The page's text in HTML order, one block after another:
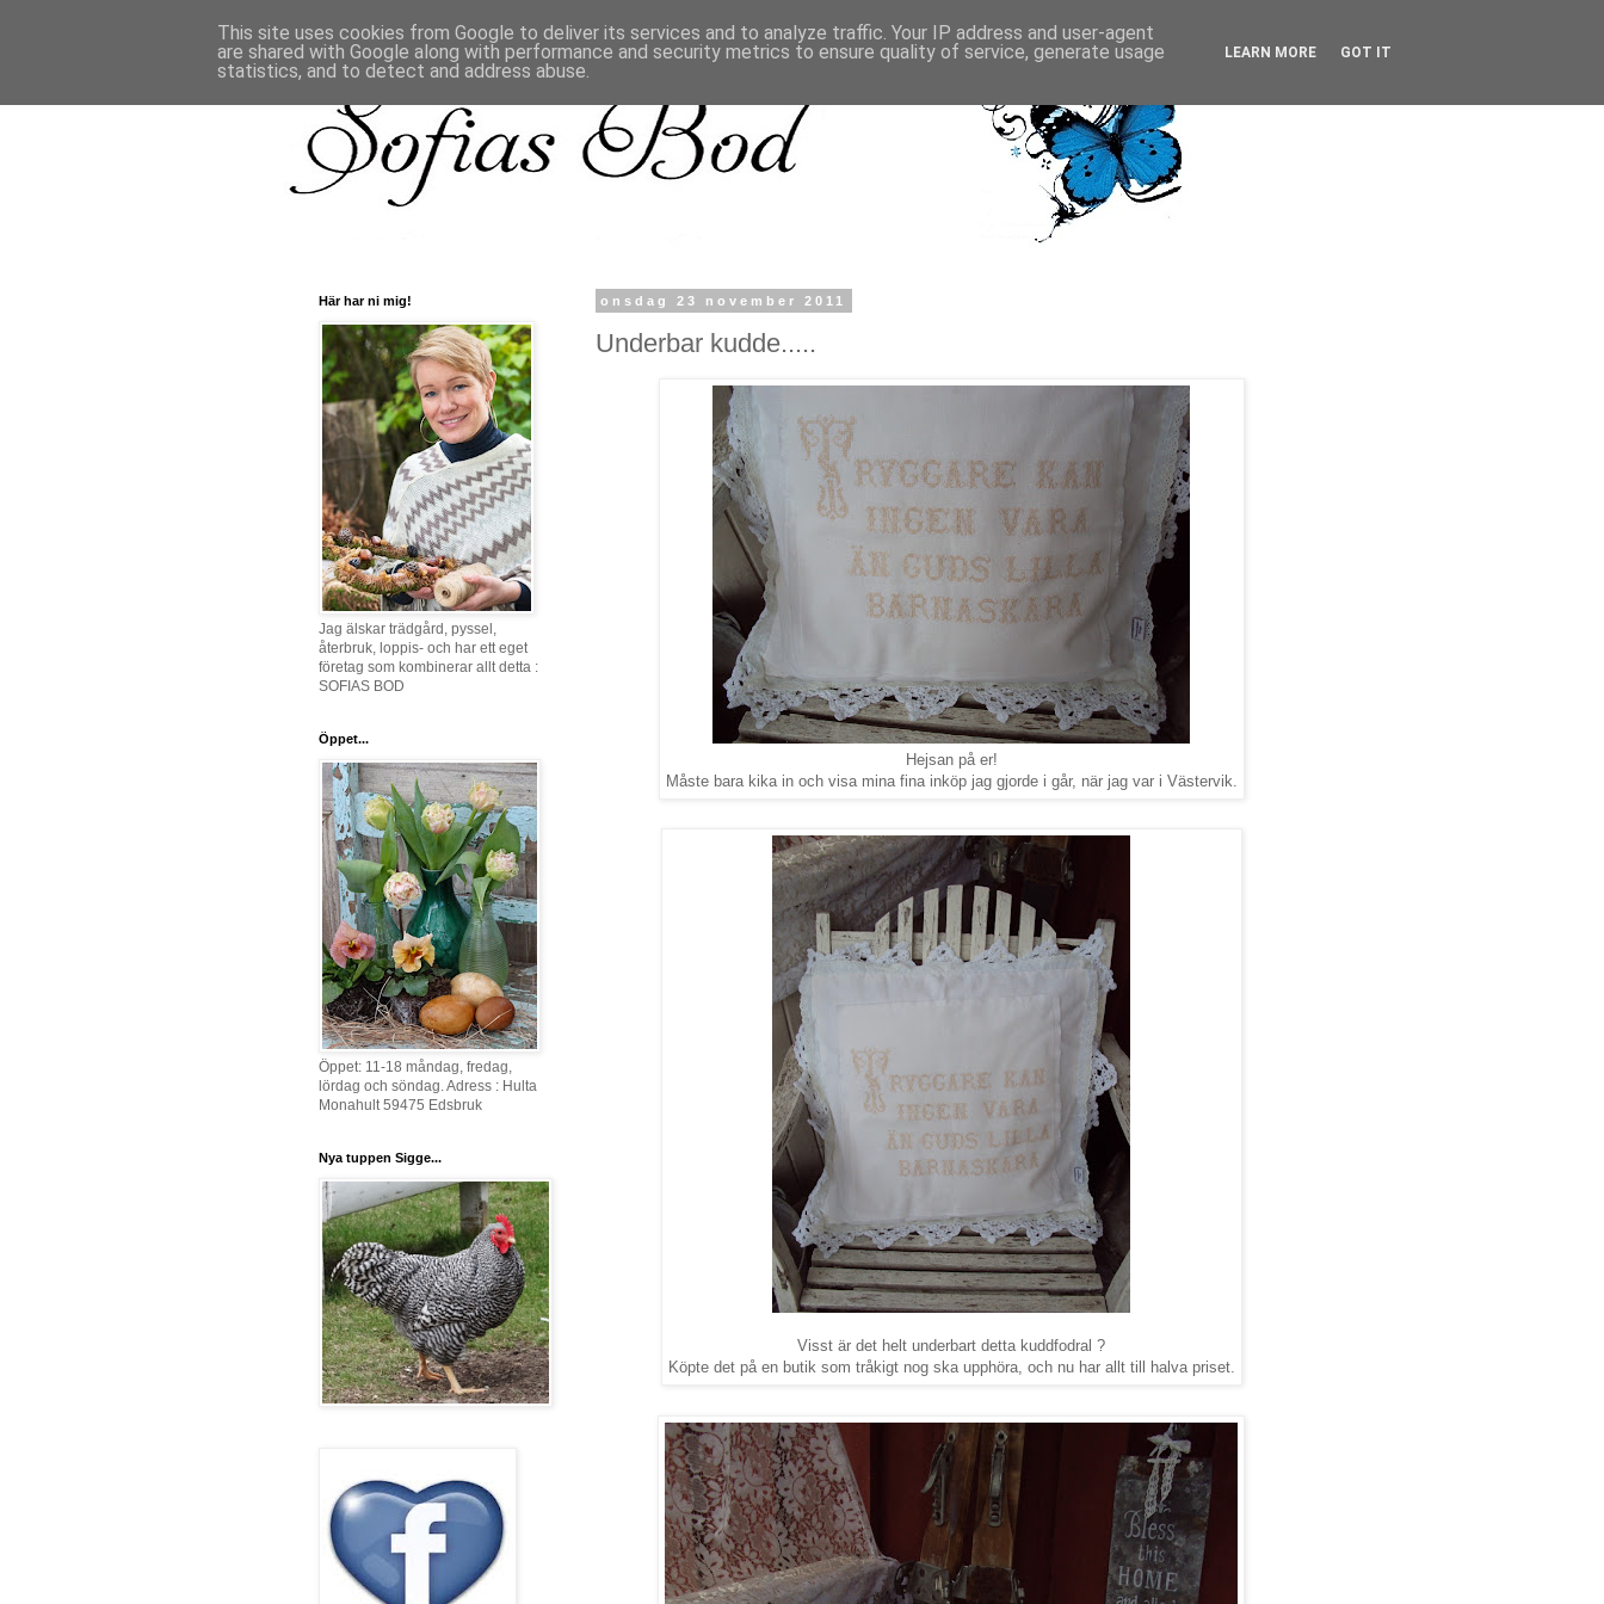
onsdag 23 november 2011
Underbar kudde.....
Hejsan på er!
Måste bara kika in och visa mina fina inköp jag gjorde i går, när jag var i Västervik.
Visst är det helt underbart detta kuddfodral ?
Köpte det på en butik som tråkigt nog ska upphöra, och nu har allt till halva priset.
Här har ni mig!
Jag älskar trädgård, pyssel,
återbruk, loppis- och har ett eget
företag som kombinerar allt detta :
SOFIAS BOD
Öppet...
Öppet: 11-18 måndag, fredag,
lördag och söndag. Adress : Hulta
Monahult 59475 Edsbruk
Nya tuppen Sigge...
This site uses cookies from Google to deliver its services and to analyze traffic. Your IP address and user-agent
are shared with Google along with performance and security metrics to ensure quality of service, generate usage
statistics, and to detect and address abuse.
LEARN MORE GOT IT